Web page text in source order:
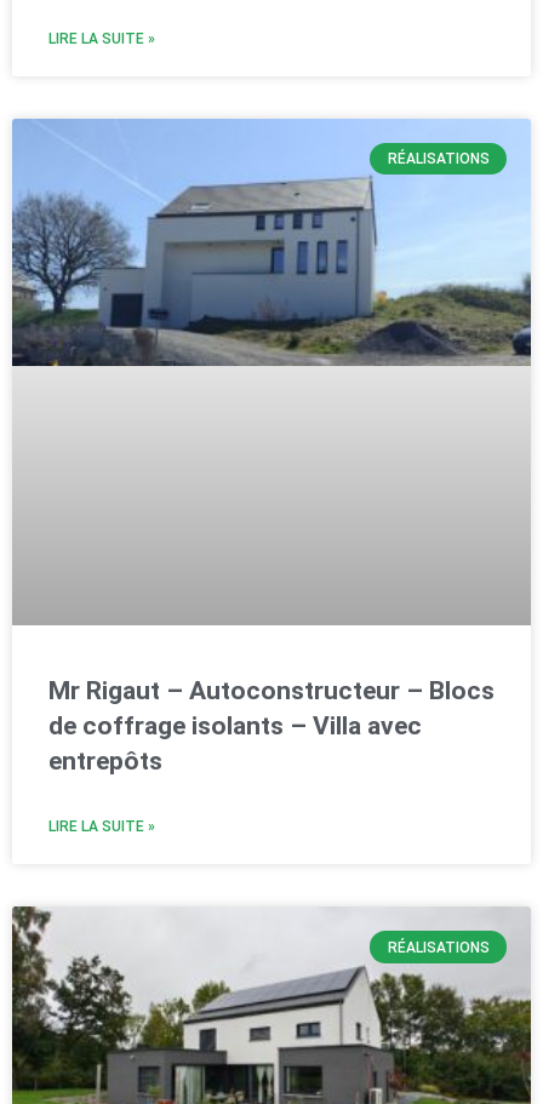
LIRE LA SUITE »
RÉALISATIONS
Mr Rigaut – Autoconstructeur – Blocs
de coffrage isolants – Villa avec
entrepôts
LIRE LA SUITE »
RÉALISATIONS